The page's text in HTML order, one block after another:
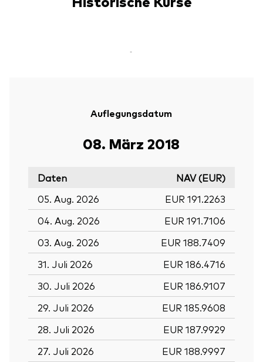
-
Auflegungsdatum
08. März 2018
Daten
NAV (EUR)
05. Aug. 2026
EUR 191.2263
04. Aug. 2026
EUR 191.7106
03. Aug. 2026
EUR 188.7409
31. Juli 2026
EUR 186.4716
30. Juli 2026
EUR 186.9107
29. Juli 2026
EUR 185.9608
28. Juli 2026
EUR 187.9929
27. Juli 2026
EUR 188.9997